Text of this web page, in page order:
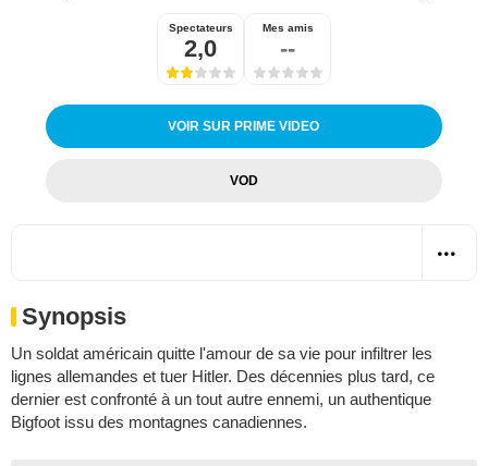
Spectateurs
2,0
Mes amis
--
VOIR SUR PRIME VIDEO
VOD
Synopsis
Un soldat américain quitte l'amour de sa vie pour infiltrer les
lignes allemandes et tuer Hitler. Des décennies plus tard, ce
dernier est confronté à un tout autre ennemi, un authentique
Bigfoot issu des montagnes canadiennes.